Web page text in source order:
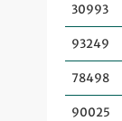
30993
93249
78498
90025